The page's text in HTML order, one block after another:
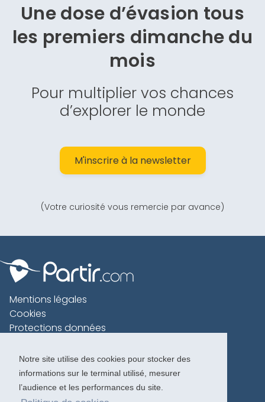
Notre site utilise des cookies pour stocker des
informations sur le terminal utilisé, mesurer
l’audience et les performances du site.
Une dose d’évasion tous
les premiers dimanche du
mois
Pour multiplier vos chances
d’explorer le monde
M'inscrire à la newsletter
(Votre curiosité vous remercie par avance)
Mentions légales
Cookies
Protections données
Charte voyageur
Copyright 1996-2026